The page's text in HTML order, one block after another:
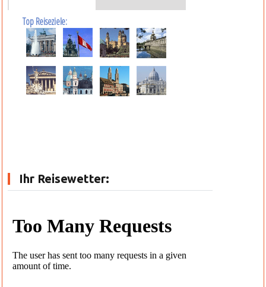
Top Reiseziele:
Ihr Reisewetter: